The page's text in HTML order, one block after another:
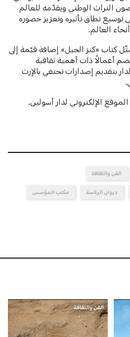
يصون التراث الوطني ويقدّمه للعالم
نطاق تأثيره وتعزيز حضوره
العالم.
كتاب «كنز الجيل» إضافة قيّمة إلى
أعمالاً ذات أهمية ثقافية
بتقديم إصدارات تحتفي بالإرث
الإلكتروني لدار أسولين.
الفن والثقافة
ديوان الرئاسة مكتب المؤسس
الفن والثقافة